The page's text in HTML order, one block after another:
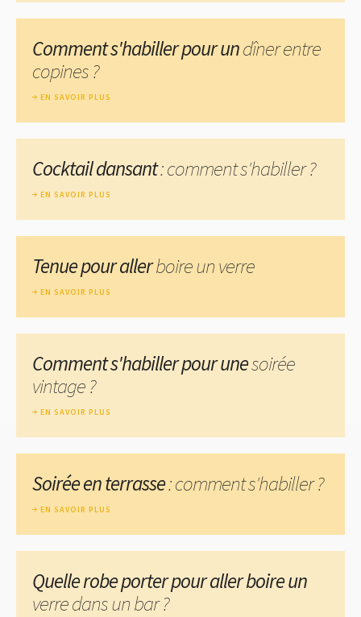
Comment s'habiller pour undîner entre
copines ?
EN SAVOIR PLUS
Cocktail dansant: comment s'habiller ?
EN SAVOIR PLUS
Tenue pour allerboire un verre
EN SAVOIR PLUS
Comment s'habiller pour unesoirée
vintage ?
EN SAVOIR PLUS
Soirée en terrasse: comment s'habiller ?
EN SAVOIR PLUS
Quelle robe porter pour aller boire un
verre dans un bar ?